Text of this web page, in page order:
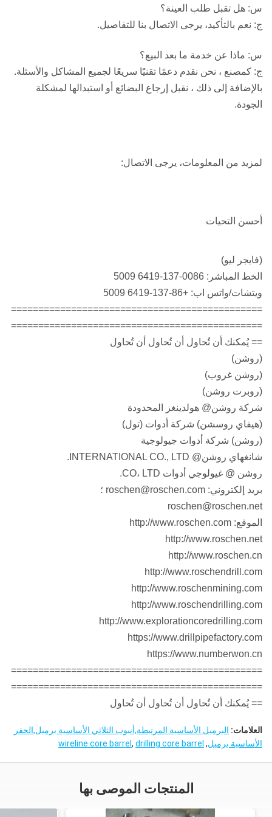
س: هل تقبل طلب العينة؟
ج: نعم بالتأكيد، يرجى الاتصال بنا للتفاصيل.
س: ماذا عن خدمة ما بعد البيع؟
ج: كمصنع ، نحن نقدم دعمًا تقنيًا سريعًا لجميع المشاكل والأسئلة.
بالإضافة إلى ذلك ، نقبل إرجاع البضائع أو استبدالها لمشكلة
الجودة.
لمزيد من المعلومات، يرجى الاتصال:
أحسن التحيات
(فايجر ليو)
الخط المباشر: 0086-137-6419 5009
ويتشات/واتس اب: +86-137-6419 5009
==============================================
==============================================
== يُمكنك أن تُحاول أن تُحاول أن تُحاول
(روشن)
(روشن غروب)
(روبرت روشن)
شركة روشن@ هولدينغز المحدودة
(هيفاي روسشن) شركة أدوات (تول)
(روشن) شركة أدوات جيولوجية
شانغهاي روشن@ INTERNATIONAL CO., LTD.
روشن @ غيولوجي أدوات CO، LTD.
بريد إلكتروني: roschen@roschen.com ؛
roschen@roschen.net
الموقع: http://www.roschen.com
http://www.roschen.net
http://www.roschen.cn
http://www.roschendrill.com
http://www.roschenmining.com
http://www.roschendrilling.com
http://www.explorationcoredrilling.com
https://www.drillpipefactory.com
https://www.numberwon.cn
==============================================
==============================================
== يُمكنك أن تُحاول أن تُحاول أن تُحاول
العلامات: البرميل الأساسية المرتبطة,أنبوب الثلاثي الأساسية برميل,الحفر
الأساسية برميل,
wireline core barrel , drilling core barrel
المنتجات الموصى بها